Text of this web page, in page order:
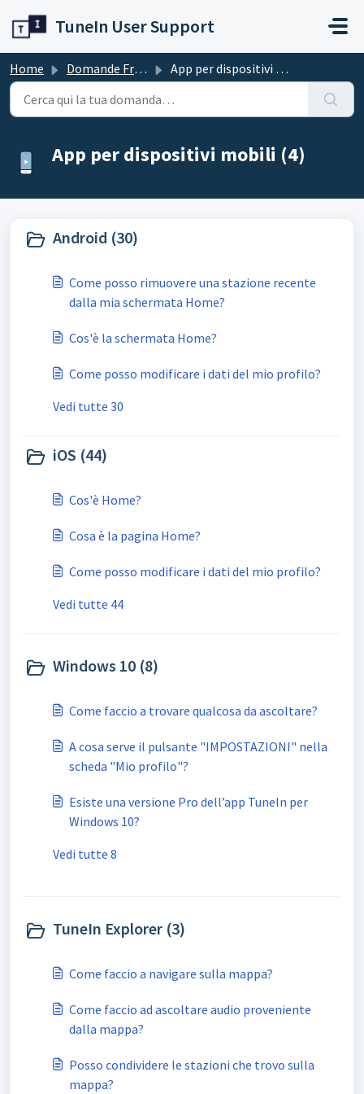
TuneIn User Support
Home Domande Frequenti (FAQ) App per dispositivi mobili
App per dispositivi mobili (4)
Android (30)
Come posso rimuovere una stazione recente
dalla mia schermata Home?
Cos'è la schermata Home?
Come posso modificare i dati del mio profilo?
Vedi tutte 30
iOS (44)
Cos'è Home?
Cosa è la pagina Home?
Come posso modificare i dati del mio profilo?
Vedi tutte 44
Windows 10 (8)
Come faccio a trovare qualcosa da ascoltare?
A cosa serve il pulsante "IMPOSTAZIONI" nella
scheda "Mio profilo"?
Esiste una versione Pro dell’app TuneIn per
Windows 10?
Vedi tutte 8
TuneIn Explorer (3)
Come faccio a navigare sulla mappa?
Come faccio ad ascoltare audio proveniente
dalla mappa?
Posso condividere le stazioni che trovo sulla
mappa?